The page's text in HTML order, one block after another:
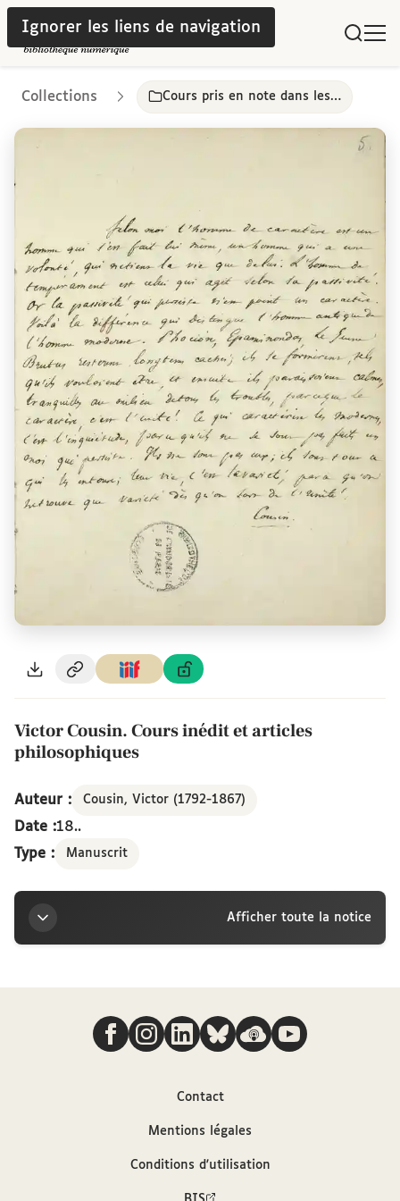
Ignorer les liens de navigation
Collections Cours pris en note dans les facultés parisiennes, 19e-20e siècles
Victor Cousin. Cours inédit et articles
philosophiques
Auteur : Cousin, Victor (1792-1867)
Date :18..
Type :
Manuscrit
Afficher toute la notice
Titre
Victor Cousin. Cours inédit et articles
philosophiques
Nous suivre
Contact
Mentions légales
Conditions d'utilisation